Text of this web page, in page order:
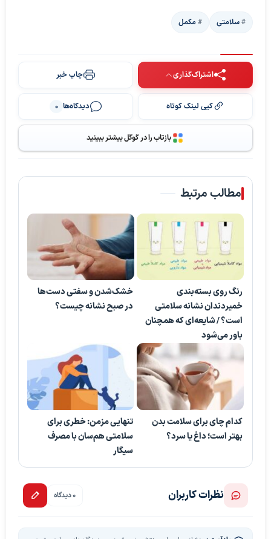
سلامتی مکمل
اشتراک‌گذاری چاپ خبر
کپی لینک کوتاه دیدگاه‌ها 0
بازتاب را در گوگل بیشتر ببینید
مطالب مرتبط
رنگ روی بسته‌بندی
خمیردندان نشانه سلامتی
است؟ / شایعه‌ای که همچنان
باور می‌شود
خشک‌شدن و سفتی دست‌ها
در صبح نشانه چیست؟
کدام چای برای سلامت بدن
بهتر است؛ داغ یا سرد؟
تنهایی مزمن: خطری برای
سلامتی هم‌سان با مصرف
سیگار
نظرات کاربران 0 دیدگاه